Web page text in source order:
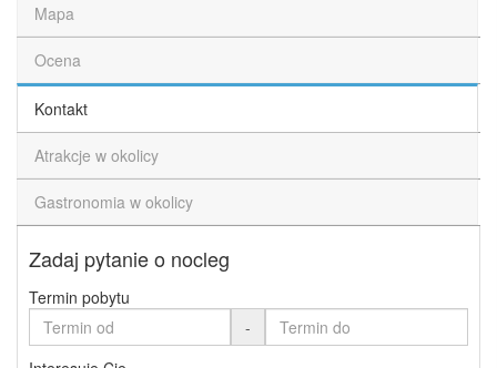
Mapa
Ocena
Kontakt
Atrakcje w okolicy
Gastronomia w okolicy
Zadaj pytanie o nocleg
Termin pobytu
-